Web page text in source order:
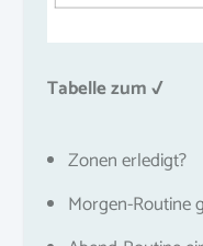
Tabelle zum √
Zonen erledigt?
Morgen-Routine